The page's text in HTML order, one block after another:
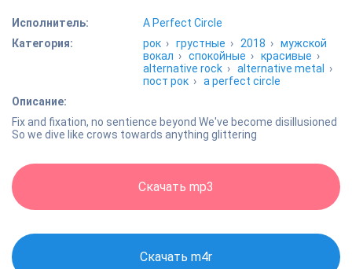
Исполнитель:
A Perfect Circle
Категория:
рок ›грустные › 2018 ›мужской
вокал ›спокойные ›красивые ›
alternative rock ›alternative metal
›
пост рок ›a perfect circle
Описание:
Fix and fixation, no sentience beyond We've become disillusioned
So we dive like crows towards anything glittering
Скачать mp3
Скачать m4r